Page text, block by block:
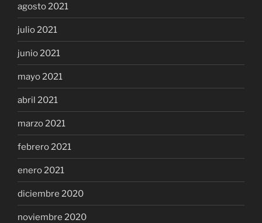
agosto 2021
julio 2021
junio 2021
mayo 2021
abril 2021
marzo 2021
febrero 2021
enero 2021
diciembre 2020
noviembre 2020